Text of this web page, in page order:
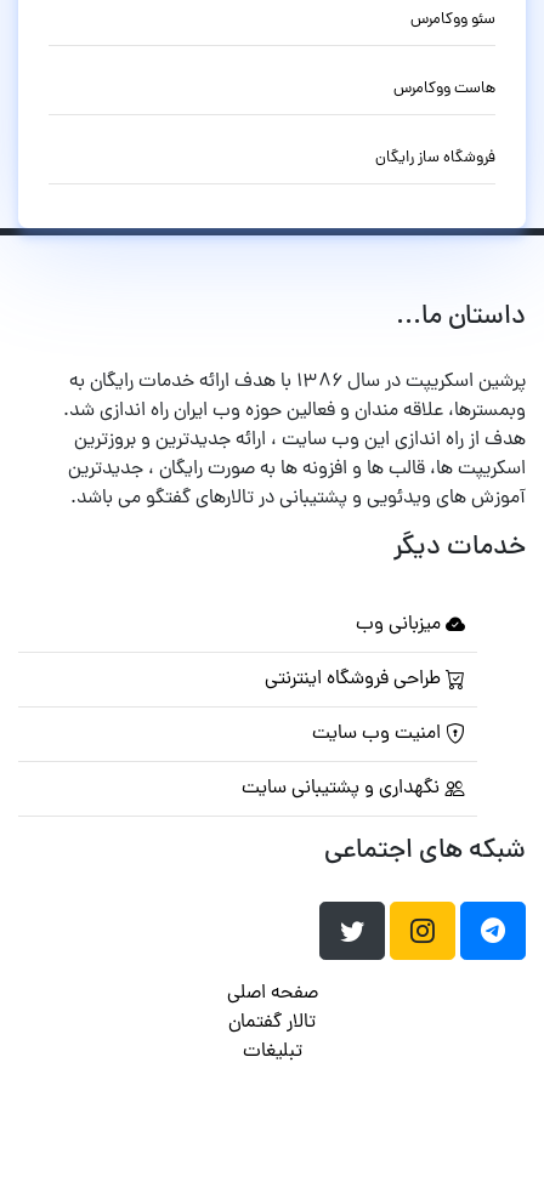
سئو ووکامرس
هاست ووکامرس
فروشگاه ساز رایگان
داستان ما...
پرشین اسکریپت در سال ۱۳۸۶ با هدف ارائه خدمات رایگان به
وبمسترها، علاقه مندان و فعالین حوزه وب ایران راه اندازی شد.
هدف از راه اندازی این وب سایت ، ارائه جدیدترین و بروزترین
اسکریپت ها، قالب ها و افزونه ها به صورت رایگان ، جدیدترین
آموزش های ویدئویی و پشتیبانی در تالارهای گفتگو می باشد.
خدمات دیگر
میزبانی وب
طراحی فروشگاه اینترنتی
امنیت وب سایت
نگهداری و پشتیبانی سایت
شبکه های اجتماعی
صفحه اصلی
تالار گفتمان
تبلیغات